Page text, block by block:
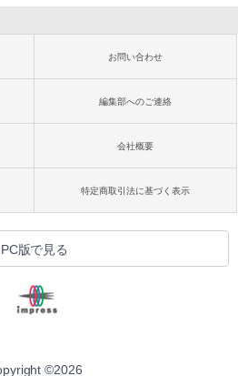
お問い合わせ
編集部へのご連絡
会社概要
特定商取引法に基づく表示
PC版で見る
©2026